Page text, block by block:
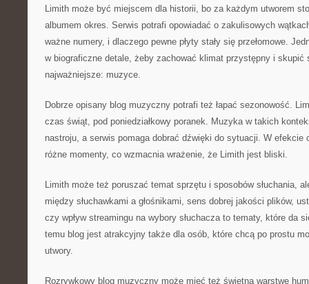
Limith może być miejscem dla historii, bo za każdym utworem
albumem okres. Serwis potrafi opowiadać o zakulisowych
ważne numery, i dlaczego pewne płyty stały się przełomowe.
w biograficzne detale, żeby zachować klimat przystępny i skupić
najważniejsze: muzyce.
Dobrze opisany blog muzyczny potrafi też łapać sezonowość.
czas świąt, pod poniedziałkowy poranek. Muzyka w takich
nastroju, a serwis pomaga dobrać dźwięki do sytuacji. W efekcie
różne momenty, co wzmacnia wrażenie, że Limith jest bliski.
Limith może też poruszać temat sprzętu i sposobów słuchania,
między słuchawkami a głośnikami, sens dobrej jakości plików,
czy wpływ streamingu na wybory słuchacza to tematy, które da
temu blog jest atrakcyjny także dla osób, które chcą po prostu
utwory.
Rozrywkowy blog muzyczny może mieć też świetną warstwę